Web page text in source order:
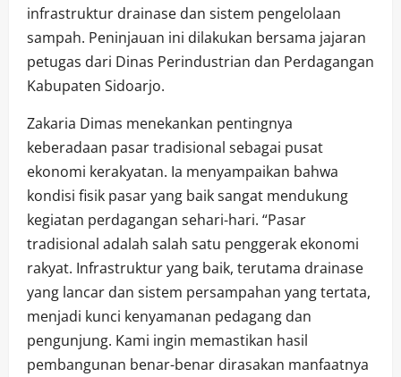
infrastruktur drainase dan sistem pengelolaan
sampah. Peninjauan ini dilakukan bersama jajaran
petugas dari Dinas Perindustrian dan Perdagangan
Kabupaten Sidoarjo.
Zakaria Dimas menekankan pentingnya
keberadaan pasar tradisional sebagai pusat
ekonomi kerakyatan. Ia menyampaikan bahwa
kondisi fisik pasar yang baik sangat mendukung
kegiatan perdagangan sehari-hari. “Pasar
tradisional adalah salah satu penggerak ekonomi
rakyat. Infrastruktur yang baik, terutama drainase
yang lancar dan sistem persampahan yang tertata,
menjadi kunci kenyamanan pedagang dan
pengunjung. Kami ingin memastikan hasil
pembangunan benar-benar dirasakan manfaatnya